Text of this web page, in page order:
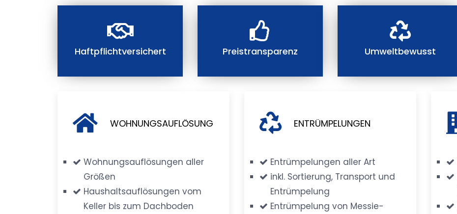
Haftpflichtversichert Preistransparenz Umweltbewusst
WOHNUNGSAUFLÖSUNG
Wohnungsauflösungen aller
Größen
Haushaltsauflösungen vom
Keller bis zum Dachboden
ENTRÜMPELUNGEN
Entrümpelungen aller Art
inkl. Sortierung, Transport und
Entrümpelung
Entrümpelung von Messie-